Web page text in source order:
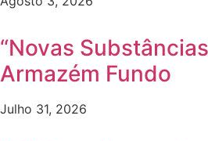
“Novas
Armazém Fundo
Julho 31, 2026